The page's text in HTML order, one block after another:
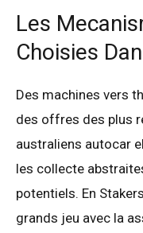
Les
Choisies
Des machines vers
des offres des plus
australiens autocar
les collecte
potentiels. En
grands jeu avec la